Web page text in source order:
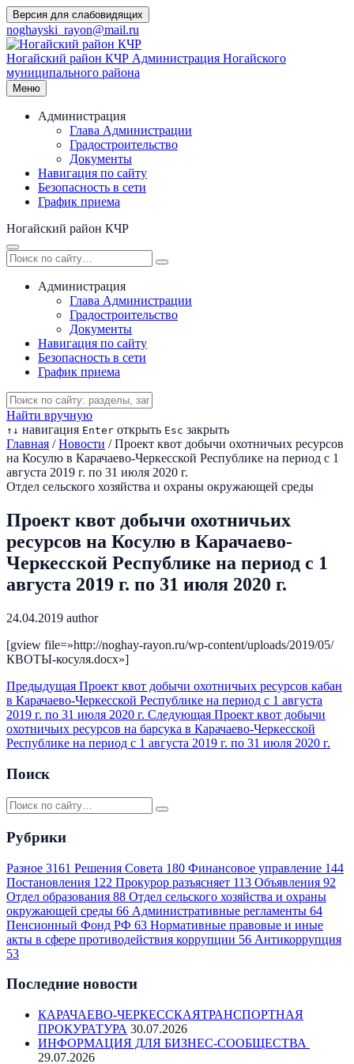
Перейти
к
содержимому
Версия для слабовидящих
noghayski_rayon@mail.ru
Ногайский район КЧР Администрация Ногайского
муниципального района
Меню
Администрация
Глава Администрации
Градостроительство
Документы
Навигация по сайту
Безопасность в сети
График приема
Ногайский район КЧР
Администрация
Глава Администрации
Градостроительство
Документы
Навигация по сайту
Безопасность в сети
График приема
Найти вручную
↑ ↓ навигация Enter открыть Esc закрыть
Главная / Новости / Проект квот добычи охотничьих ресурсов
на Косулю в Карачаево-Черкесской Республике на период с 1
августа 2019 г. по 31 июля 2020 г.
Отдел сельского хозяйства и охраны окружающей среды
Проект квот добычи охотничьих
ресурсов на Косулю в Карачаево-
Черкесской Республике на период с 1
августа 2019 г. по 31 июля 2020 г.
24.04.2019 author
[gview file=»http://noghay-rayon.ru/wp-content/uploads/2019/05/
КВОТЫ-косуля.docx»]
Предыдущая Проект квот добычи охотничьих ресурсов кабан
в Карачаево-Черкесской Республике на период с 1 августа
2019 г. по 31 июля 2020 г. Следующая Проект квот добычи
охотничьих ресурсов на барсука в Карачаево-Черкесской
Республике на период с 1 августа 2019 г. по 31 июля 2020 г.
Поиск
Рубрики
Разное 3161 Решения Совета 180 Финансовое управление 144
Постановления 122 Прокурор разъясняет 113 Объявления 92
Отдел образования 88 Отдел сельского хозяйства и охраны
окружающей среды 66 Административные регламенты 64
Пенсионный Фонд РФ 63 Нормативные правовые и иные
акты в сфере противодействия коррупции 56 Антикоррупция
53
Последние новости
КАРАЧАЕВО-ЧЕРКЕССКАЯТРАНСПОРТНАЯ
ПРОКУРАТУРА 30.07.2026
ИНФОРМАЦИЯ ДЛЯ БИЗНЕС-СООБЩЕСТВА
29.07.2026